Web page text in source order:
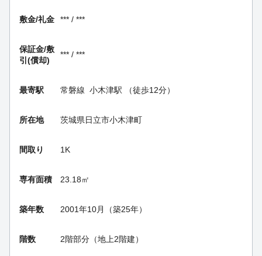
敷金/礼金 *** / ***
保証金/敷
引(償却)
*** / ***
最寄駅 常磐線 小木津駅 （徒歩12分）
所在地 茨城県日立市小木津町
間取り 1K
専有面積 23.18㎡
築年数 2001年10月（築25年）
階数 2階部分（地上2階建）